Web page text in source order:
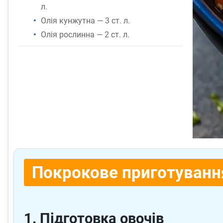
л.
Олія кунжутна — 3 ст. л.
Олія рослинна — 2 ст. л.
Покрокове
1. Підготовка овочів